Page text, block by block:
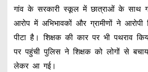
गांव के सरकारी स्कूल में छात्राओं के साथ
आरोप में अभिभावकों और ग्रामीणों ने
पीटा है। शिक्षक की कार पर भी पथराव
पर पहुंची पुलिस ने शिक्षक को लोगों से
लेकर आ गई।